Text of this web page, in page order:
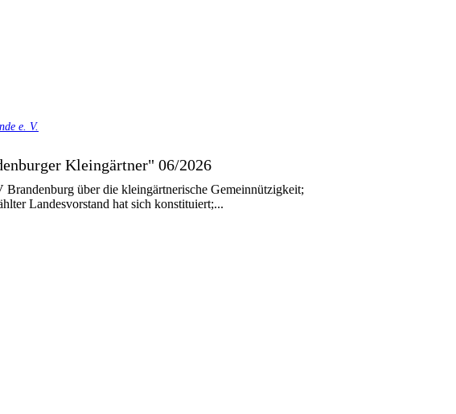
e. V.
Kleingärtner" 06/2026
über die kleingärtnerische Gemeinnützigkeit;
Landesvorstand hat sich konstituiert;...